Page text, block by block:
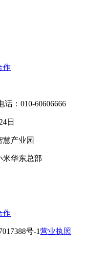
作
：010-60606666
日
产业园
米华东总部
作
号-1营业执照